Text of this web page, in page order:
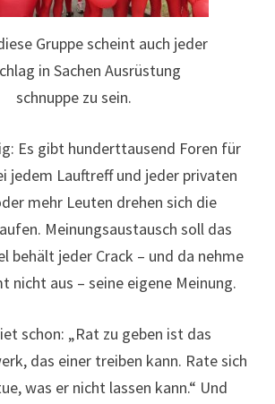
Gruppe scheint auch jeder
in Sachen Ausrüstung
schnuppe zu sein.
Es gibt hunderttausend Foren für
jedem Lauftreff und jeder privaten
mehr Leuten drehen sich die
Meinungsaustausch soll das
behält jeder Crack – und da nehme
nicht aus – seine eigene Meinung.
schon: „Rat zu geben ist das
das einer treiben kann. Rate sich
was er nicht lassen kann.“ Und